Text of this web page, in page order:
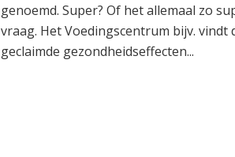
genoemd. Super? Of het allemaal zo
vraag. Het Voedingscentrum bijv. vindt
geclaimde gezondheidseffecten...